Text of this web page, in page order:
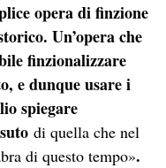
opera di finzione
Un’opera che
finzionalizzare
e dunque usare i
spiegare
di quella che nel
di questo tempo».